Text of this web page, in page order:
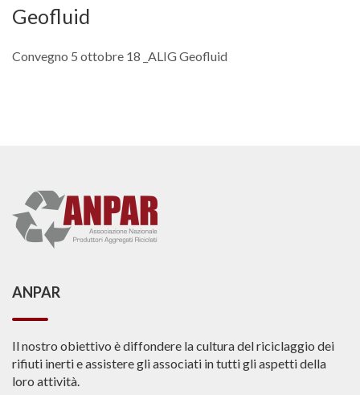
Geofluid
Convegno 5 ottobre 18 _ALIG Geofluid
ANPAR
Il nostro obiettivo è diffondere la cultura del riciclaggio dei
rifiuti inerti e assistere gli associati in tutti gli aspetti della
loro attività.